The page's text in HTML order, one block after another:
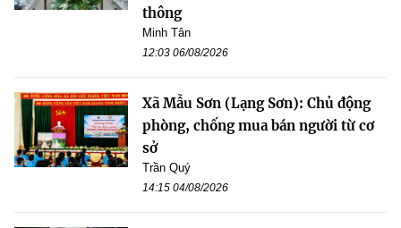
thông
Minh Tân
12:03 06/08/2026
Xã Mẫu Sơn (Lạng Sơn): Chủ động
phòng, chống mua bán người từ cơ
sở
Trần Quý
14:15 04/08/2026